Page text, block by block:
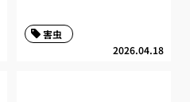
2026.04.18
害虫